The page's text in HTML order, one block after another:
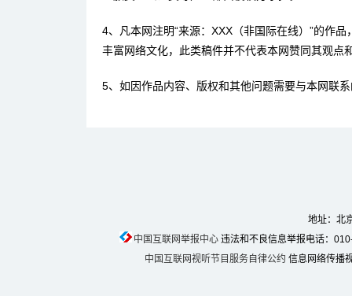
4、凡本网注明“来源：XXX（非国际在线）”的作
丰富网络文化，此类稿件并不代表本网赞同其观点
5、如因作品内容、版权和其他问题需要与本网联
地址：北
中国互联网举报中心违法和不良信息举报电话：
中国互联网视听节目服务自律公约 信息网络传播